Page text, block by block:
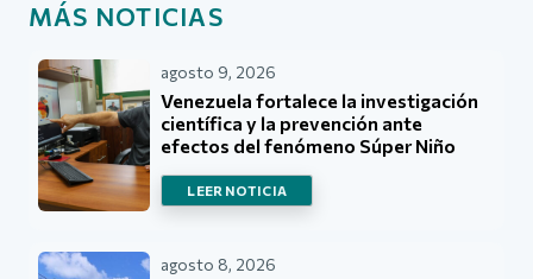
MÁS NOTICIAS
agosto 9, 2026
Venezuela fortalece la investigación
científica y la prevención ante
efectos del fenómeno Súper Niño
LEER NOTICIA
agosto 8, 2026